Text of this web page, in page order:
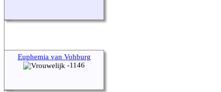
Euphemia van Vohburg
-1146